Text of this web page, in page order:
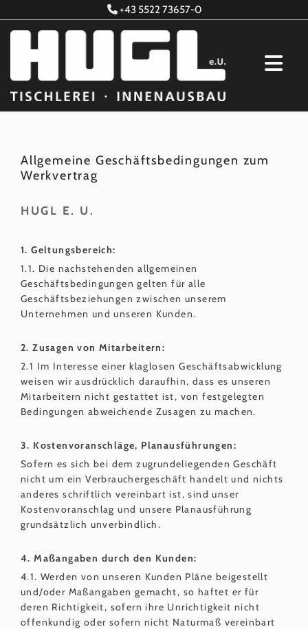
 +43 5522 73657-0
Allgemeine Geschäftsbedingungen zum
Werkvertrag
HUGL E. U.
1. Geltungsbereich:
1.1. Die nachstehenden allgemeinen
Geschäftsbedingungen gelten für alle
Geschäftsbeziehungen zwischen unserem
Unternehmen und unseren Kunden.
2. Zusagen von Mitarbeitern:
2.1 Im Interesse einer klaglosen Geschäftsabwicklung
weisen wir ausdrücklich daraufhin, dass es unseren
Mitarbeitern nicht gestattet ist, von festgelegten
Bedingungen abweichende Zusagen zu machen.
3. Kostenvoranschläge, Planausführungen:
Sofern es sich bei dem zugrundeliegenden Geschäft
nicht um ein Verbrauchergeschäft handelt und nichts
anderes schriftlich vereinbart ist, sind unser
Kostenvoranschlag und unsere Planausführung
grundsätzlich unverbindlich.
4. Maßangaben durch den Kunden:
4.1. Werden von unseren Kunden Pläne beigestellt
und/oder Maßangaben gemacht, so haftet er für
deren Richtigkeit, sofern ihre Unrichtigkeit nicht
offenkundig oder sofern nicht Naturmaß vereinbart